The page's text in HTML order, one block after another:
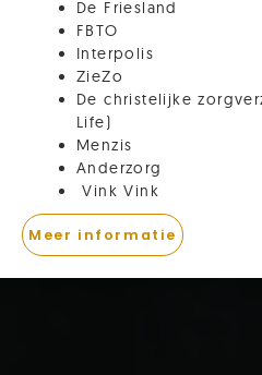
De Friesland
FBTO
Interpolis
ZieZo
De christelijke
Life)
Menzis
Anderzorg
Vink Vink
Meer informatie